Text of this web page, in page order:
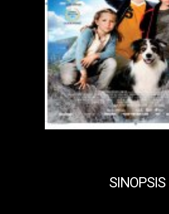
SINOPSIS